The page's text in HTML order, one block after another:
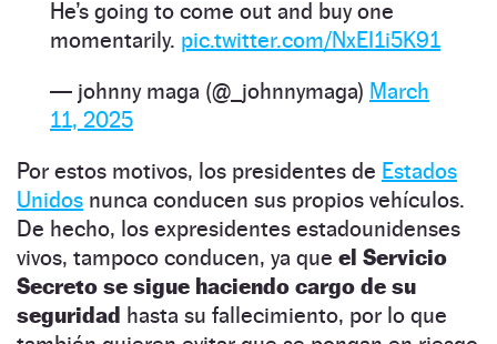
He’s going to come out and buy one
momentarily. pic.twitter.com/NxEI1i5K91
— johnny maga (@_johnnymaga) March
11, 2025
Por estos motivos, los presidentes de Estados
Unidos nunca conducen sus propios vehículos.
De hecho, los expresidentes estadounidenses
vivos, tampoco conducen, ya que el Servicio
Secreto se sigue haciendo cargo de su
seguridad hasta su fallecimiento, por lo que